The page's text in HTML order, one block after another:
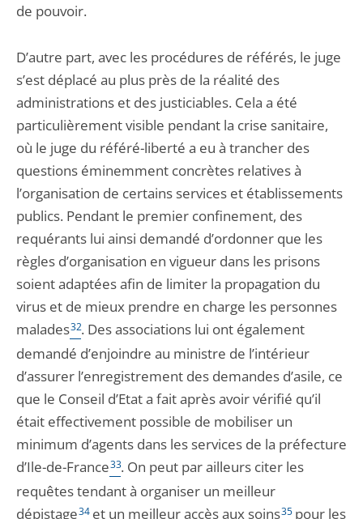
de pouvoir.
D’autre part, avec les procédures de référés, le juge
s’est déplacé au plus près de la réalité des
administrations et des justiciables. Cela a été
particulièrement visible pendant la crise sanitaire,
où le juge du référé-liberté a eu à trancher des
questions éminemment concrètes relatives à
l’organisation de certains services et établissements
publics. Pendant le premier confinement, des
requérants lui ainsi demandé d’ordonner que les
règles d’organisation en vigueur dans les prisons
soient adaptées afin de limiter la propagation du
virus et de mieux prendre en charge les personnes
malades32. Des associations lui ont également
demandé d’enjoindre au ministre de l’intérieur
d’assurer l’enregistrement des demandes d’asile, ce
que le Conseil d’Etat a fait après avoir vérifié qu’il
était effectivement possible de mobiliser un
minimum d’agents dans les services de la préfecture
d’Ile-de-France33. On peut par ailleurs citer les
requêtes tendant à organiser un meilleur
dépistage34et un meilleur accès aux soins35pour les